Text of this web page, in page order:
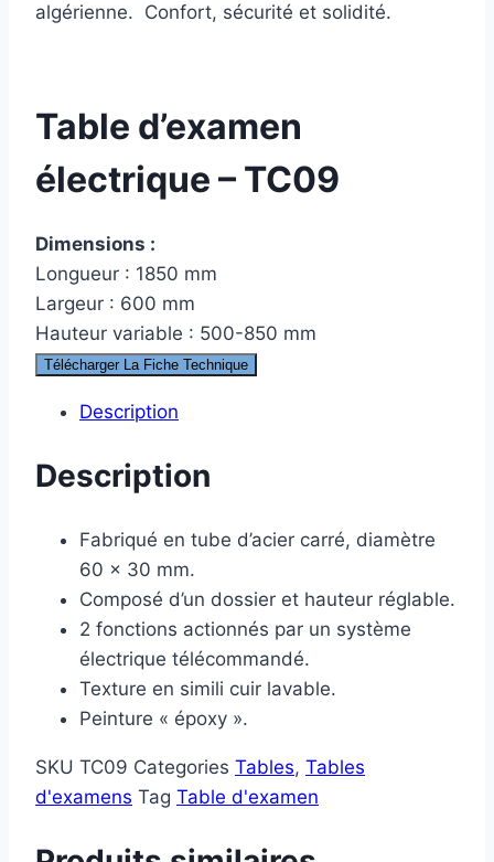
algérienne. Confort, sécurité et solidité.
Table d’examen
électrique – TC09
Dimensions :
Longueur : 1850 mm
Largeur : 600 mm
Hauteur variable : 500-850 mm
Télécharger La Fiche Technique
Description
Description
Fabriqué en tube d’acier carré, diamètre
60 x 30 mm.
Composé d’un dossier et hauteur réglable.
2 fonctions actionnés par un système
électrique télécommandé.
Texture en simili cuir lavable.
Peinture « époxy ».
SKU TC09 Categories Tables, Tables
d'examens Tag Table d'examen